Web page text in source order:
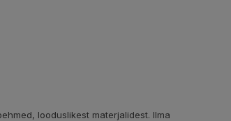
looduslikest materjalidest. Ilma